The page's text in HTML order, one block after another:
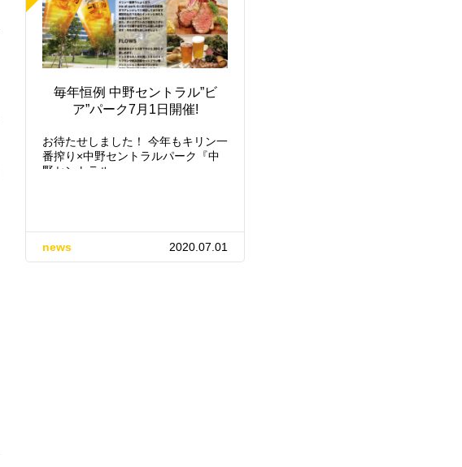
毎年恒例 中野セントラル”ビ
ア”パーク7月1日開催!
お待たせしました！ 今年もキリン一
番搾り×中野セントラルパーク『中
野セントラル…
news 2020.07.01